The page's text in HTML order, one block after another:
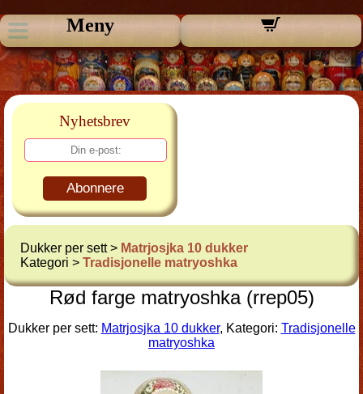
Meny
Nyhetsbrev
Abonnere
Dukker per sett > Matrjosjka 10 dukker
Kategori > Tradisjonelle matryoshka
Rød farge matryoshka (rrep05)
Dukker per sett: Matrjosjka 10 dukker, Kategori: Tradisjonelle
matryoshka